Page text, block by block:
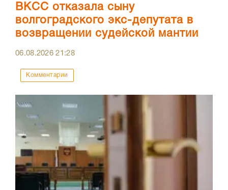
ВКСС отказала сыну
волгоградского экс-депутата в
возвращении судейской мантии
06.08.202621:28
Комментарии